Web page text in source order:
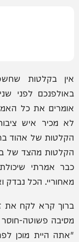
אין בקלטות
באולפנכם לפני
אומרים את כל
לא מכיר איש
הקלטות של אהוד
הקלטות מהצד של
כבר אמרתי
מאחוריי. הכל נבדק
ברוך קרא לקח את
מסיבה פשוטה-
"אתה היית מוכן